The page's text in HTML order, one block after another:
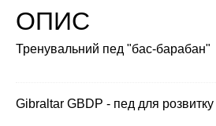
ОПИС
Тренувальний пед "бас-барабан"
Gibraltar GBDP - пед для